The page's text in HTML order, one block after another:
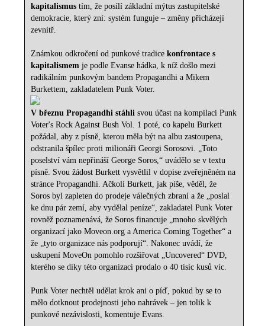
kapitalismus tím, že posílí základní mýtus zastupitelské
demokracie, který zní: systém funguje – změny přicházejí
zevnitř.
Známkou odkročení od punkové tradicekonfrontace s
kapitalismem je podle Evanse hádka, k níž došlo mezi
radikálním punkovým bandem Propagandhi a Mikem
Burkettem, zakladatelem Punk Voter.
V březnu Propagandhi stáhli svou účast na kompilaci Punk
Voter's Rock Against Bush Vol. 1 poté, co kapelu Burkett
požádal, aby z písně, kterou měla být na albu zastoupena,
odstranila špílec proti milionáři Georgi Sorosovi. „Toto
poselství vám nepřináší George Soros,“ uvádělo se v textu
písně. Svou žádost Burkett vysvětlil v dopise zveřejněném na
stránce Propagandhi. Ačkoli Burkett, jak píše, věděl, že
Soros byl zapleten do prodeje válečných zbraní a že „poslal
ke dnu pár zemí, aby vydělal peníze“, zakladatel Punk Voter
rovněž poznamenává, že Soros financuje „mnoho skvělých
organizací jako Moveon.org a America Coming Together“ a
že „tyto organizace nás podporují“. Nakonec uvádí, že
uskupení MoveOn pomohlo rozšiřovat „Uncovered“ DVD,
kterého se díky této organizaci prodalo o 40 tisíc kusů víc.
Punk Voter nechtěl udělat krok ani o píď, pokud by se to
mělo dotknout prodejnosti jeho nahrávek – jen tolik k
punkové nezávislosti, komentuje Evans.